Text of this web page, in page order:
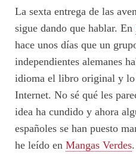
La sexta entrega de las
sigue dando que hablar. En
hace unos días que un
independientes alemanes
idioma el libro original y lo
Internet. No sé qué les
idea ha cundido y ahora
españoles se han puesto
he leído en Mangas Verdes